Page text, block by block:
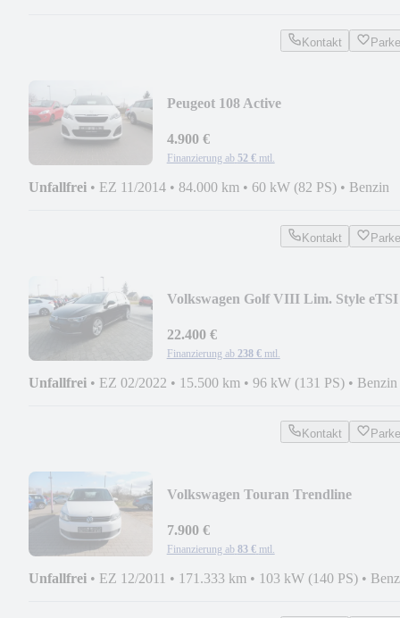
Kontakt
Peugeot 108 Active
4.900 €
Finanzierung ab 52 € mtl.
Unfallfrei • EZ 11/2014 • 84.000 km • 60 kW (82 PS) • Benzin
Kontakt
Volkswagen Golf VIII Lim. Style eTSI
22.400 €
Finanzierung ab 238 € mtl.
Unfallfrei • EZ 02/2022 • 15.500 km • 96 kW (131 PS) • Benzin
Kontakt
Volkswagen Touran Trendline
7.900 €
Finanzierung ab 83 € mtl.
Unfallfrei • EZ 12/2011 • 171.333 km • 103 kW (140 PS) •